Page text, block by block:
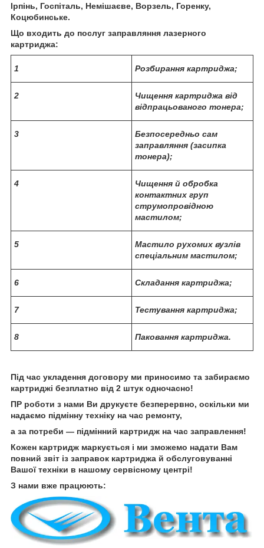
Ірпінь, Госпіталь, Немішаєве, Ворзель, Горенку,
Коцюбинське.
Що входить до послуг заправляння лазерного
картриджа:
1 Розбирання картриджа;
2
Чищення картриджа від
відпрацьованого тонера;
3
Безпосередньо сам
заправляння (засипка
тонера);
4
Чищення й обробка
контактних груп
струмопровідною
мастилом;
5
Мастило рухомих вузлів
спеціальним мастилом;
6 Складання картриджа;
7 Тестування картриджа;
8 Паковання картриджа.
Під час укладення договору ми приносимо та забираємо
картриджі безплатно від 2 штук одночасно!
ПР роботи з нами Ви друкуєте безперервно, оскільки ми
надаємо підмінну техніку на час ремонту,
а за потреби — підмінний картридж на час заправлення!
Кожен картридж маркується і ми зможемо надати Вам
повний звіт із заправок картриджа й обслуговуванні
Вашої техніки в нашому сервісному центрі!
З нами вже працюють: